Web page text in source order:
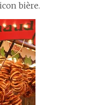
bière.